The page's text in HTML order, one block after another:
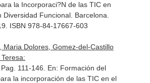
la Incorporaci?N de las TIC en
Diversidad Funcional. Barcelona.
ISBN 978-84-17667-603
Maria Dolores, Gomez-del-Castillo
111-146. En: Formación del
la incorporación de las TIC en el